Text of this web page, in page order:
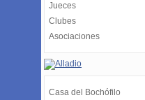
Jueces
Clubes
Asociaciones
Casa del Bochófilo